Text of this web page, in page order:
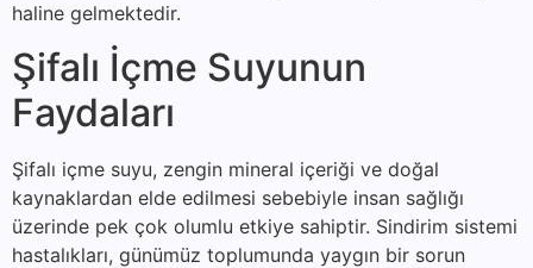
haline gelmektedir.
Şifalı İçme Suyunun
Faydaları
Şifalı içme suyu, zengin mineral içeriği ve doğal
kaynaklardan elde edilmesi sebebiyle insan sağlığı
üzerinde pek çok olumlu etkiye sahiptir. Sindirim sistemi
hastalıkları, günümüz toplumunda yaygın bir sorun